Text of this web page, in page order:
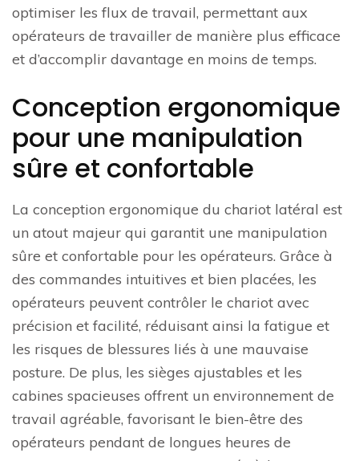
optimiser les flux de travail, permettant aux
opérateurs de travailler de manière plus efficace
et d’accomplir davantage en moins de temps.
Conception ergonomique
pour une manipulation
sûre et confortable
La conception ergonomique du chariot latéral est
un atout majeur qui garantit une manipulation
sûre et confortable pour les opérateurs. Grâce à
des commandes intuitives et bien placées, les
opérateurs peuvent contrôler le chariot avec
précision et facilité, réduisant ainsi la fatigue et
les risques de blessures liés à une mauvaise
posture. De plus, les sièges ajustables et les
cabines spacieuses offrent un environnement de
travail agréable, favorisant le bien-être des
opérateurs pendant de longues heures de